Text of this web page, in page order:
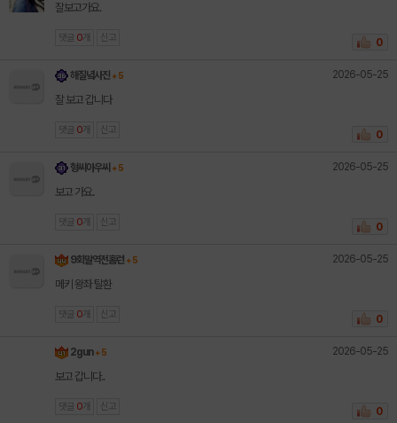
잘보고가요.
댓글 0 개 신고 0
해질녘사진 + 5 2026-05-25
잘 보고 갑니다
댓글 0 개 신고 0
형씨아우씨 + 5 2026-05-25
보고 가요.
댓글 0 개 신고 0
9회말역전홈런 + 5 2026-05-25
메키 왕좌 탈환
댓글 0 개 신고 0
2gun + 5 2026-05-25
보고 갑니다..
댓글 0 개 신고 0